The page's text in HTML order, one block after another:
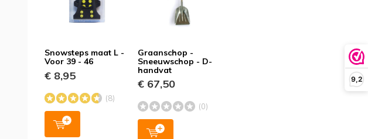
9,2
Snowsteps maat L -
Voor 39 - 46
€ 8,95
(8)
Graanschop -
Sneeuwschop - D-
handvat
€ 67,50
(0)